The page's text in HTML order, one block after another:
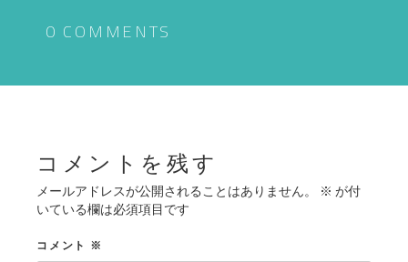
シ
0 COMMENTS
コメントを残す
メールアドレスが公開されることはありません。 ※ が付
いている欄は必須項目です
コメント ※